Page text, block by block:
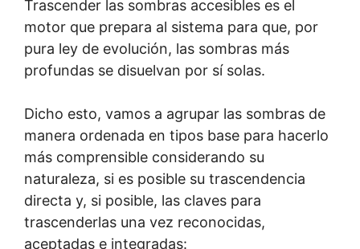
Trascender las sombras accesibles es el
motor que prepara al sistema para que, por
pura ley de evolución, las sombras más
profundas se disuelvan por sí solas.
Dicho esto, vamos a agrupar las sombras de
manera ordenada en tipos base para hacerlo
más comprensible considerando su
naturaleza, si es posible su trascendencia
directa y, si posible, las claves para
trascenderlas una vez reconocidas,
aceptadas e integradas: